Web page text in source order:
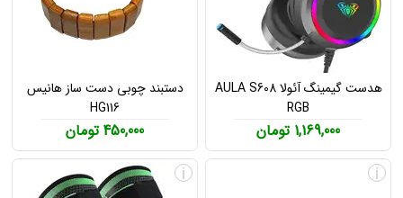
هدست گیمینگ آئولا AULA S608
RGB
1,169,000 تومان
دستبند چوبی دست ساز هانیس
HG116
450,000 تومان
i
i